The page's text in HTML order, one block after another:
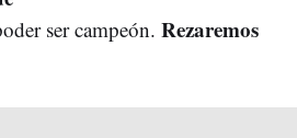
ser campeón. Rezaremos